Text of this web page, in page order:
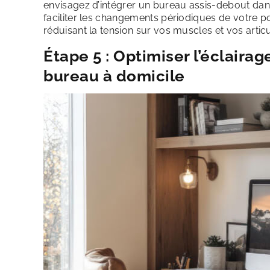
envisagez d’intégrer un bureau assis-debout
faciliter les changements périodiques de votre
réduisant la tension sur vos muscles et vos
Étape 5 : Optimiser
bureau à domicile